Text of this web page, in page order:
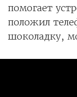
помогает
положил
шоколадку,